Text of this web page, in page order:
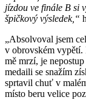
jízdou ve finále B si
špičkový výsledek,“
„Absolvoval jsem
v obrovském vypětí.
mě mrzí, je
medaili se snažím
sprtavil chuť v
místo beru velice